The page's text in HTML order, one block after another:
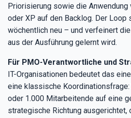
Priorisierung sowie die Anwendung
oder XP auf den Backlog. Der Loop
wöchentlich neu – und verfeinert
aus der Ausführung gelernt wird.
Für PMO-Verantwortliche und
IT-Organisationen bedeutet das
eine klassische
oder 1.000 Mitarbeitende auf eine
strategische Richtung ausgerichtet,